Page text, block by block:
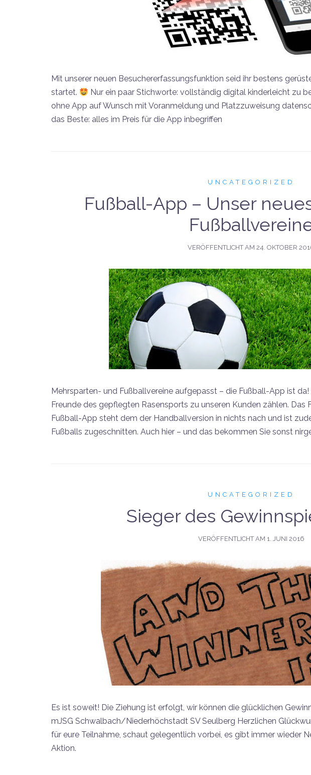
Mit unserer neuen Besuchererfassungsfunktion seid ihr bestens
startet.
Nur ein paar Stichworte: vollständig digital kinderleicht zu
ohne App auf Wunsch mit Voranmeldung und Platzzuweisung
das Beste: alles im Preis für die App inbegriffen
UNCATEGORIZED
Fußball-App – Unser
VERÖFFENTLICHT AM24. OKTOBER
Mehrsparten- und Fußballvereine aufgepasst – die Fußball-App ist
Freunde des gepflegten Rasensports zu unseren Kunden zählen. Das
Fußball-App steht dem der Handballversion in nichts nach und ist
Fußballs zugeschnitten. Auch hier – und das bekommen Sie sonst
UNCATEGORIZED
Sieger des
VERÖFFENTLICHT AM 1. JUNI 2016
Es ist soweit! Die Ziehung ist erfolgt, wir können die glücklichen
mJSG Schwalbach/Niederhöchstadt SV Seulberg Herzlichen
für eure Teilnahme, schaut gelegentlich vorbei, es gibt immer wieder
Aktion.